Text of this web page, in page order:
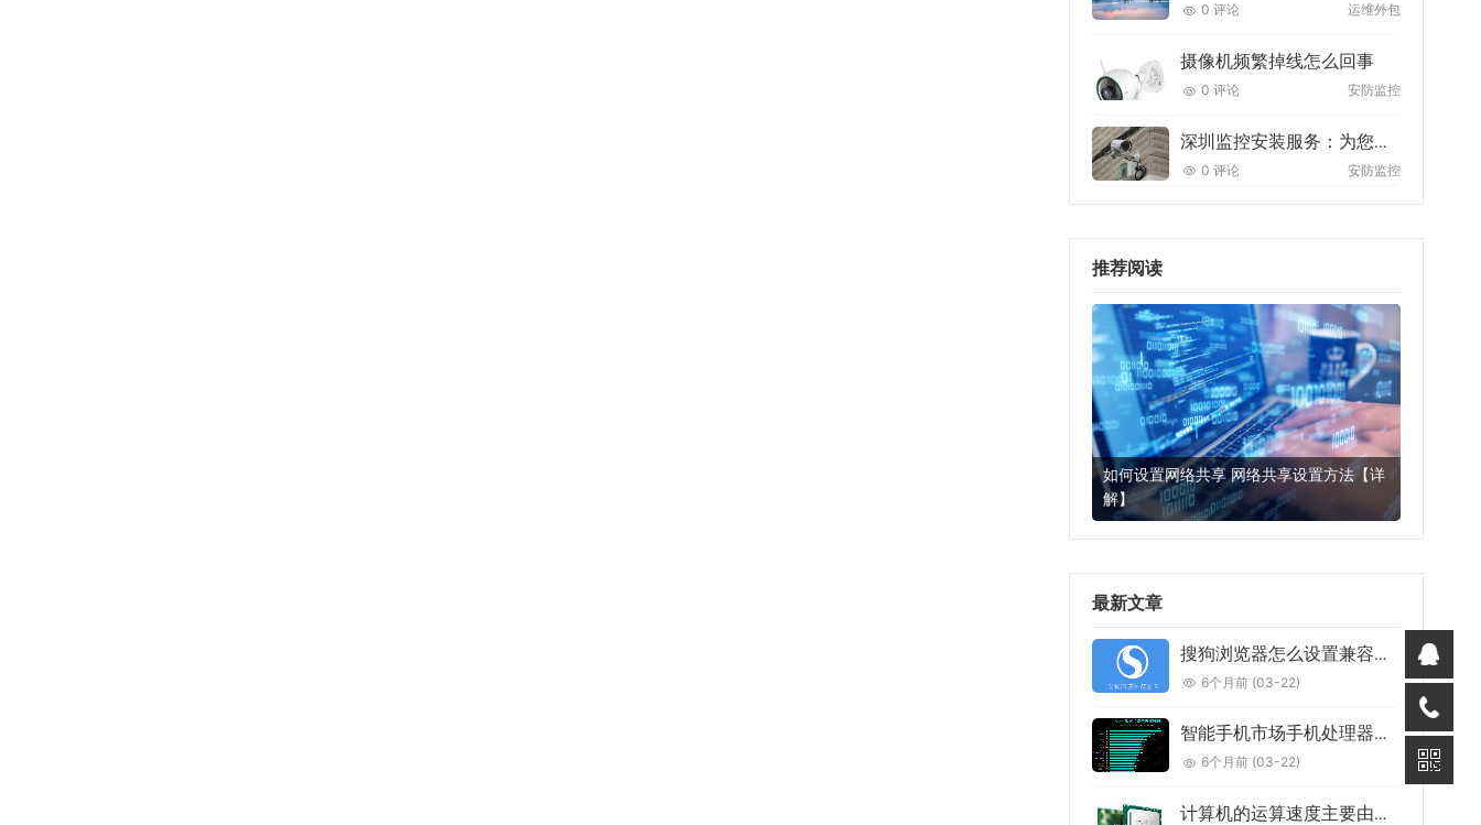
0 评论 运维外包
摄像机频繁掉线怎么回事
0 评论 安防监控
深圳监控安装服务：为您的安全保驾护航
0 评论 安防监控
推荐阅读
如何设置网络共享 网络共享设置方法【详
解】
最新文章
搜狗浏览器怎么设置兼容模式
6个月前(03-22)
智能手机市场手机处理器排行前列都有哪些
6个月前(03-22)
计算机的运算速度主要由什么来决定的